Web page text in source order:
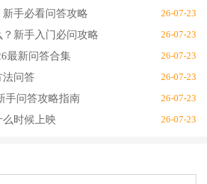
手必看问答攻略 26-07-23
新手入门必问攻略 26-07-23
最新问答合集 26-07-23
法问答 26-07-23
手问答攻略指南 26-07-23
时候上映 26-07-23